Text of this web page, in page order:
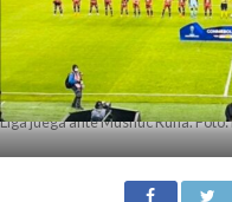
Liga juega ante Mushuc Runa.